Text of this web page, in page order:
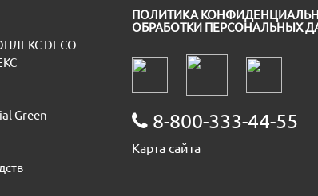
DECO
Green
ПОЛИТИКА
ОБРАБОТКИ ПЕРСОНАЛЬНЫХ
8-800-333-44-55
Карта сайта